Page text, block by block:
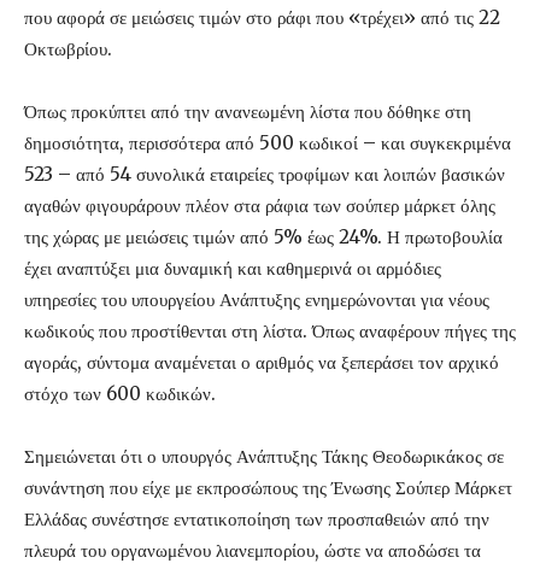
που αφορά σε μειώσεις τιμών στο ράφι που «τρέχει» από τις 22
Οκτωβρίου.
Όπως προκύπτει από την ανανεωμένη λίστα που δόθηκε στη
δημοσιότητα, περισσότερα από 500 κωδικοί – και συγκεκριμένα
523 – από 54 συνολικά εταιρείες τροφίμων και λοιπών βασικών
αγαθών φιγουράρουν πλέον στα ράφια των σούπερ μάρκετ όλης
της χώρας με μειώσεις τιμών από 5% έως 24%. Η πρωτοβουλία
έχει αναπτύξει μια δυναμική και καθημερινά οι αρμόδιες
υπηρεσίες του υπουργείου Ανάπτυξης ενημερώνονται για νέους
κωδικούς που προστίθενται στη λίστα. Όπως αναφέρουν πήγες της
αγοράς, σύντομα αναμένεται ο αριθμός να ξεπεράσει τον αρχικό
στόχο των 600 κωδικών.
Σημειώνεται ότι ο υπουργός Ανάπτυξης Τάκης Θεοδωρικάκος σε
συνάντηση που είχε με εκπροσώπους της Ένωσης Σούπερ Μάρκετ
Ελλάδας συνέστησε εντατικοποίηση των προσπαθειών από την
πλευρά του οργανωμένου λιανεμπορίου, ώστε να αποδώσει τα